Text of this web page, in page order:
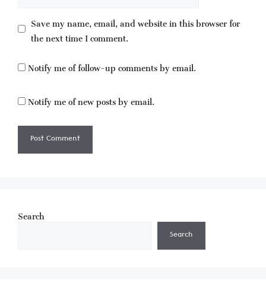
Save my name, email, and website in this browser for
the next time I comment.
Notify me of follow-up comments by email.
Notify me of new posts by email.
Search
Search